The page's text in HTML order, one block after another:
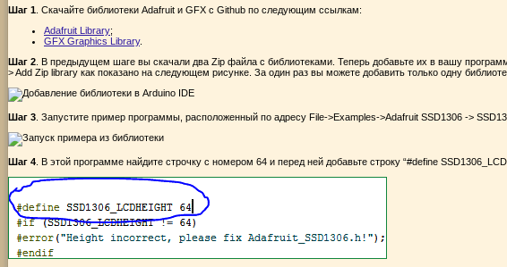
Шаг 1 . Скачайте библиотеки Adafruit и GFX с Github по следующим ссылкам:
Adafruit Library;
GFX Graphics Library.
Шаг 2 . В предыдущем шаге вы скачали два Zip файла с библиотеками. Теперь добавьте их в вашу
> Add Zip library как показано на следующем рисунке. За один раз вы можете добавить только одну
Шаг 3 . Запустите пример программы, расположенный по адресу File->Examples->Adafruit SSD1306 ->
Шаг 4 . В этой программе найдите строчку с номером 64 и перед ней добавьте строку “#define